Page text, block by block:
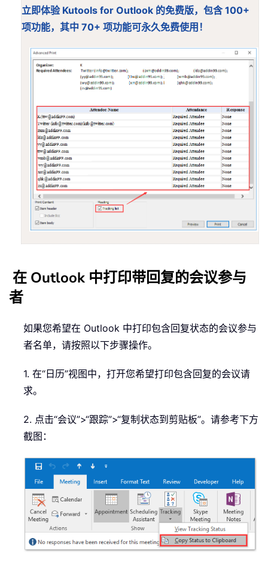
立即体验 Kutools for Outlook 的免费版，包含 100+
项功能，其中 70+ 项功能可永久免费使用！
在 Outlook 中打印带回复的会议参与
者
如果您希望在 Outlook 中打印包含回复状态的会议参与
者名单，请按照以下步骤操作。
1. 在“日历”视图中，打开您希望打印包含回复的会议请
求。
2. 点击“会议”>“跟踪”>“复制状态到剪贴板”。请参考下方
截图：